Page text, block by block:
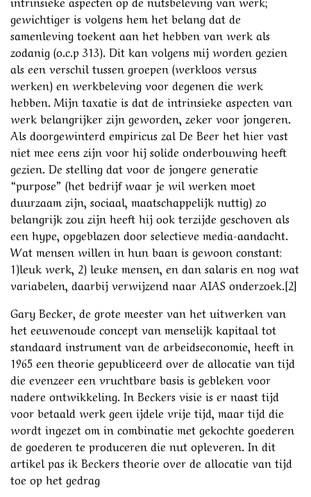
gewichtiger is volgens hem het belang dat de
samenleving toekent aan het hebben van werk als
zodanig (o.c.p 313). Dit kan volgens mij worden gezien
als een verschil tussen groepen (werkloos versus
werken) en werkbeleving voor degenen die werk
hebben. Mijn taxatie is dat de intrinsieke aspecten van
werk belangrijker zijn geworden, zeker voor jongeren.
Als doorgewinterd empiricus zal De Beer het hier vast
niet mee eens zijn voor hij solide onderbouwing heeft
gezien. De stelling dat voor de jongere generatie
“purpose” (het bedrijf waar je wil werken moet
duurzaam zijn, sociaal, maatschappelijk nuttig) zo
belangrijk zou zijn heeft hij ook terzijde geschoven als
een hype, opgeblazen door selectieve media-aandacht.
Wat mensen willen in hun baan is gewoon constant:
1)leuk werk, 2) leuke mensen, en dan salaris en nog wat
variabelen, daarbij verwijzend naar AIAS onderzoek.[2]
Gary Becker, de grote meester van het uitwerken van
het eeuwenoude concept van menselijk kapitaal tot
standaard instrument van de arbeidseconomie, heeft in
1965 een theorie gepubliceerd over de allocatie van tijd
die evenzeer een vruchtbare basis is gebleken voor
nadere ontwikkeling. In Beckers visie is er naast tijd
voor betaald werk geen ijdele vrije tijd, maar tijd die
wordt ingezet om in combinatie met gekochte goederen
de goederen te produceren die nut opleveren. In dit
artikel pas ik Beckers theorie over de allocatie van tijd
toe op het gedrag